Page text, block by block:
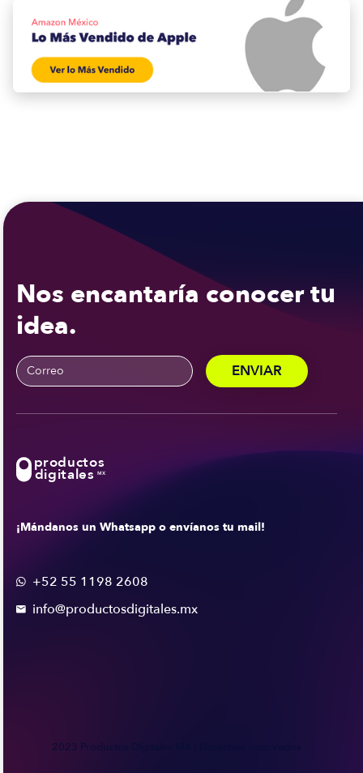
Nos encantaría conocer tu
idea.
productos
digitales MX
¡Mándanos un Whatsapp o envíanos tu mail!
 +52 55 1198 2608
 info@productosdigitales.mx
2023 Productos Digitales MX | Derechos reservados